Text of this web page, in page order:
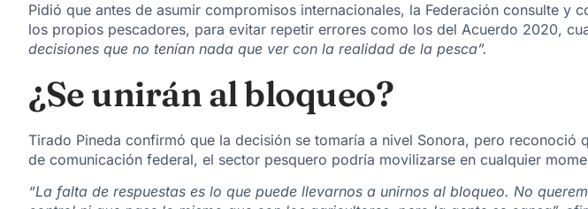
Pidió que antes de asumir compromisos internacionales, la Federación consulte y
los propios pescadores, para evitar repetir errores como los del Acuerdo 2020,
decisiones que no tenían nada que ver con la realidad de la pesca”.
¿Se unirán al bloqueo?
Tirado Pineda confirmó que la decisión se tomaría a nivel Sonora, pero reconoció
de comunicación federal, el sector pesquero podría movilizarse en cualquier
“La falta de respuestas es lo que puede llevarnos a unirnos al bloqueo. No